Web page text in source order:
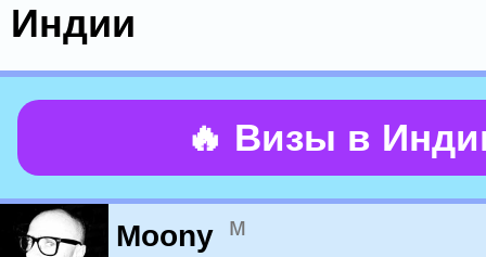
Индии
🔥 Визы в
Moony м